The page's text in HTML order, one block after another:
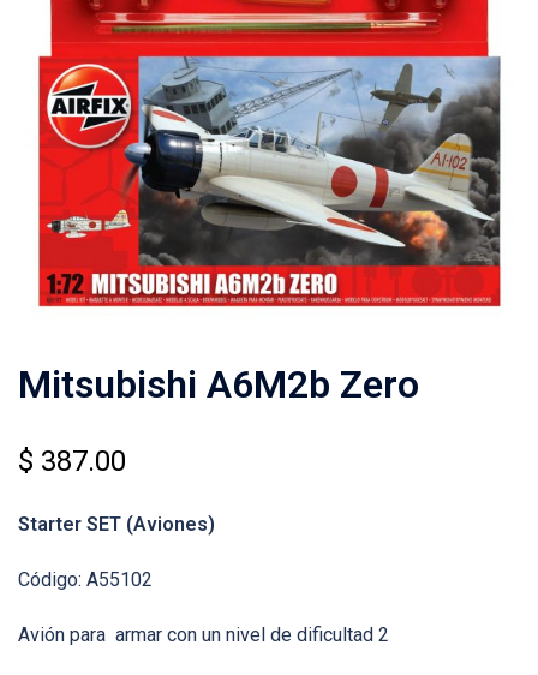
Mitsubishi A6M2b Zero
$ 387.00
Starter SET (Aviones)
Código: A55102
Avión para armar con un nivel de dificultad 2